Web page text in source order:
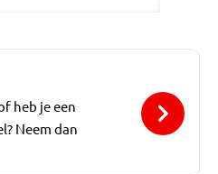
heb je een
Neem dan